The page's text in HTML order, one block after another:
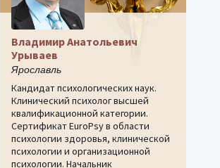
Владимир Анатольевич
Урываев
Ярославль
Кандидат психологических наук.
Клинический психолог высшей
квалификационной категории.
Сертификат EuroPsy в области
психологии здоровья, клинической
психологии и организационной
психологии. Начальник